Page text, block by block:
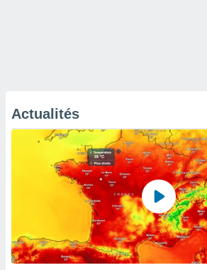
Actualités